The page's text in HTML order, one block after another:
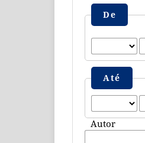
De
Até
Autor